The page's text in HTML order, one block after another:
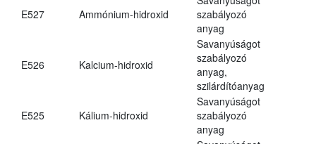
E527 Ammónium-hidroxid
szabályozó
anyag
E526 Kalcium-hidroxid
Savanyúságot
szabályozó
anyag,
szilárdítóanyag
E525 Kálium-hidroxid
Savanyúságot
szabályozó
anyag